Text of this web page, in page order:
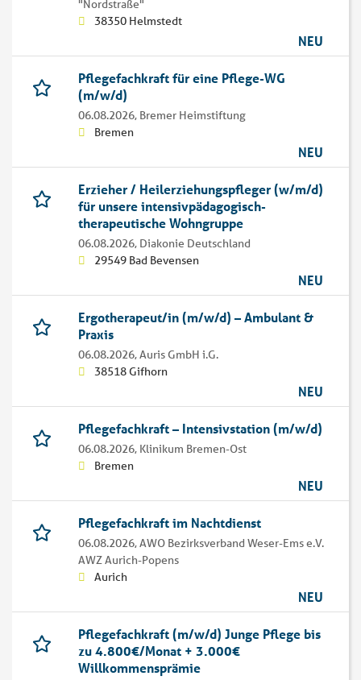
"Nordstraße"
38350 Helmstedt
NEU
Pflegefachkraft für eine Pflege-WG
(m/w/d)
06.08.2026, Bremer Heimstiftung
Bremen
NEU
Erzieher / Heilerziehungspfleger (w/m/d)
für unsere intensivpädagogisch-
therapeutische Wohngruppe
06.08.2026, Diakonie Deutschland
29549 Bad Bevensen
NEU
Ergotherapeut/in (m/w/d) – Ambulant &
Praxis
06.08.2026,Auris GmbH i.G.
38518 Gifhorn
NEU
Pflegefachkraft – Intensivstation (m/w/d)
06.08.2026, Klinikum Bremen-Ost
Bremen
NEU
Pflegefachkraft im Nachtdienst
06.08.2026,AWO Bezirksverband Weser-Ems e.V.
AWZ Aurich-Popens
Aurich
NEU
Pflegefachkraft (m/w/d) Junge Pflege bis
zu 4.800€/Monat + 3.000€
Willkommensprämie